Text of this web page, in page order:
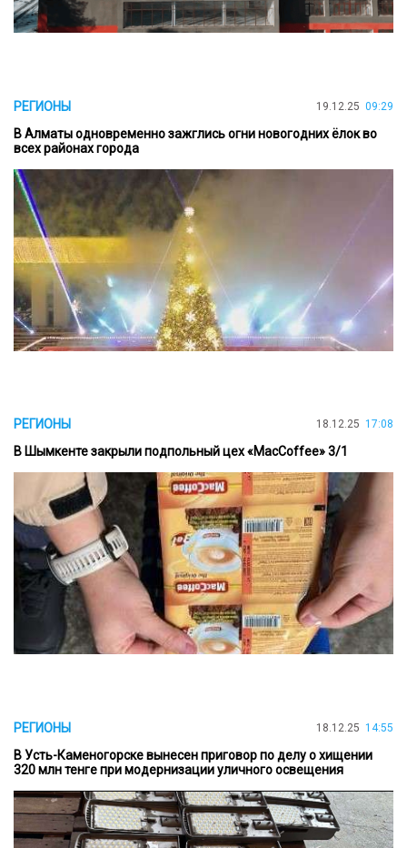
РЕГИОНЫ 19.12.25 09:29
В Алматы одновременно зажглись огни новогодних ёлок во
всех районах города
РЕГИОНЫ 18.12.25 17:08
В Шымкенте закрыли подпольный цех «MacCoffee» 3/1
РЕГИОНЫ 18.12.25 14:55
В Усть-Каменогорске вынесен приговор по делу о хищении
320 млн тенге при модернизации уличного освещения